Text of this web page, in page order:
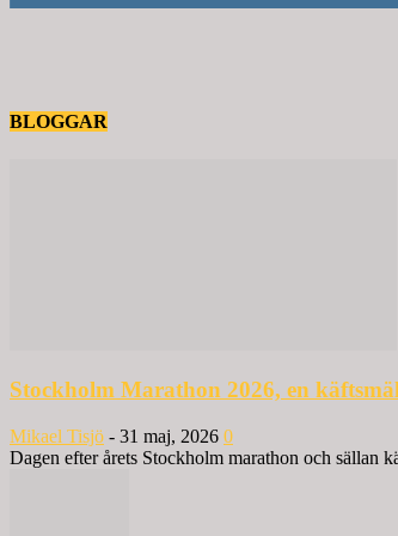
BLOGGAR
Stockholm Marathon 2026, en
Mikael Tisjö - 31 maj, 2026 0
Dagen efter årets Stockholm marathon och sällan